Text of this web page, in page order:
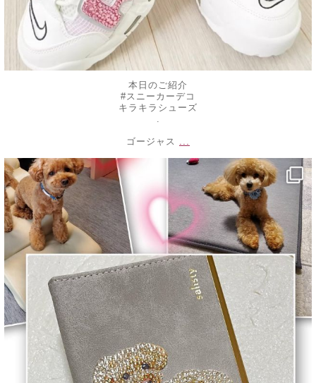
本日のご紹介
#スニーカーデコ
キラキラシューズ
.
ゴージャス
decojewelrymahalo
1月 4